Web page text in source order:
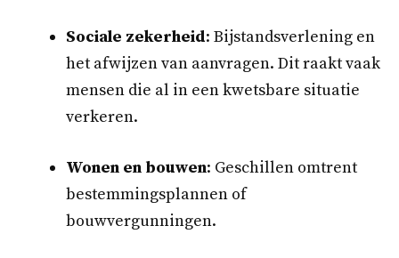
Sociale zekerheid: Bijstandsverlening en
het afwijzen van aanvragen. Dit raakt vaak
mensen die al in een kwetsbare situatie
verkeren.
Wonen en bouwen: Geschillen omtrent
bestemmingsplannen of
bouwvergunningen.